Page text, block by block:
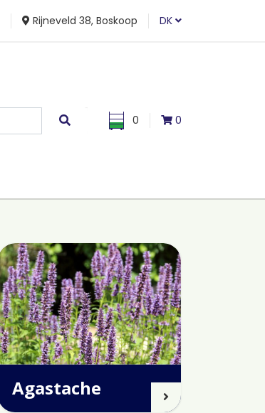
Rijneveld 38, Boskoop DK
0 0
Agastache